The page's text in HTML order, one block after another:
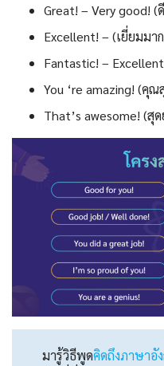
Great! – Very good! (
Excellent! – (เยี่ยมมา
Fantastic! –
You ‘re amazing! (คุ
That’s awesome! (สุ
มารู้วิธีพูดคิดถึงภาษาอั